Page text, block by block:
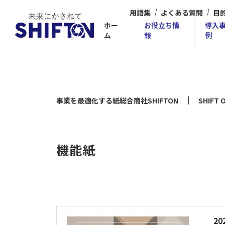
用語集 よくある質問
目
ホー
ム
お役立ち情
報
導入
例
事業を最適化する紙総合商社SHIFTON SHIFT
機能紙